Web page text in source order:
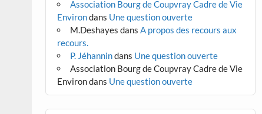
Association Bourg de Coupvray Cadre de Vie
Environdans Une question ouverte
M.Deshayes dans A propos des recours aux
recours.
P. Jéhannindans Une question ouverte
Association Bourg de Coupvray Cadre de Vie
Environdans Une question ouverte